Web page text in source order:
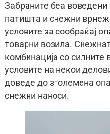
Забраните беа воведени
патишта и снежни
условите за сообраќај
товарни возила.
комбинација со силните
условите на некои
доведе до зголемена
снежни наноси.